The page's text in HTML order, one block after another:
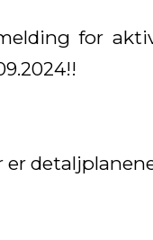
for
er